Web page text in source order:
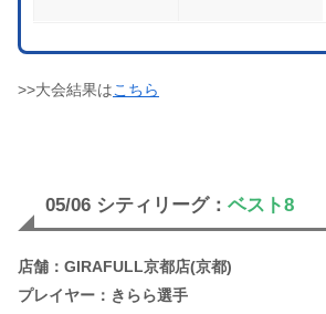
>>大会結果はこちら
05/06 シティリーグ： ベスト8
店舗：GIRAFULL京都店(京都)
プレイヤー：きらら選手